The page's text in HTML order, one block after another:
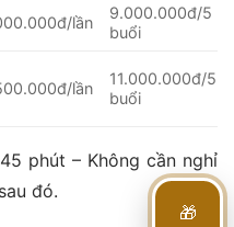
lần
9.000.000đ/5
buổi
lần
11.000.000đ/5
buổi
phút – Không cần nghỉ
đó.
🎁